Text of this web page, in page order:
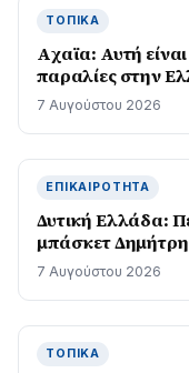
ΤΟΠΙΚΆ
Aχαϊα: Αυτή
παραλίες στην
7 Αυγούστου 2026
ΕΠΙΚΑΙΡΌΤΗΤΑ
Δυτική Ελλάδα:
μπάσκετ
7 Αυγούστου 2026
ΤΟΠΙΚΆ